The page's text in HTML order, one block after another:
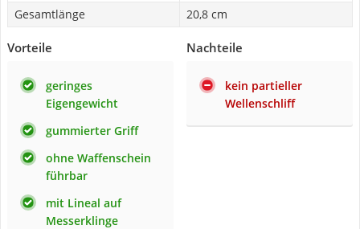
Gesamtlänge
20,8 cm
Vorteile
geringes
Eigengewicht
gummierter Griff
ohne Waffenschein
führbar
mit Lineal auf
Messerklinge
Nachteile
kein partieller
Wellenschliff